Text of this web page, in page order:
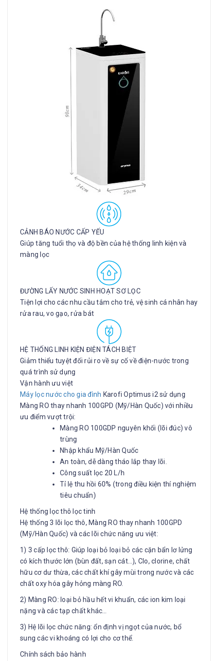
CẢNH BÁO NƯỚC CẤP YẾU
Giúp tăng tuổi thọ và độ bền của hệ thống linh kiện và
màng lọc
ĐƯỜNG LẤY NƯỚC SINH HOẠT SƠ LỌC
Tiện lợi cho các nhu cầu tắm cho trẻ, vệ sinh cá nhân hay
rửa rau, vo gạo, rửa bát
HỆ THỐNG LINH KIỆN ĐIỆN TÁCH BIỆT
Giảm thiểu tuyệt đối rủi ro về sự cố về điện-nước trong
quá trình sử dụng
Vận hành ưu việt
Máy lọc nước cho gia đình Karofi Optimus i2 sử dụng
Màng RO thay nhanh 100GPD (Mỹ/Hàn Quốc) với nhiều
ưu điểm vượt trội:
Màng RO 100GDP nguyên khối (lõi đúc) vô
trùng
Nhập khẩu Mỹ/Hàn Quốc
An toàn, dễ dàng tháo lắp thay lõi.
Công suất lọc 20 L/h
Tỉ lệ thu hồi 60% (trong điều kiện thí nghiệm
tiêu chuẩn)
Hệ thống lọc thô lọc tinh
Hệ thống 3 lõi lọc thô, Màng RO thay nhanh 100GPD
(Mỹ/Hàn Quốc) và các lõi chức năng ưu việt:
1) 3 cấp lọc thô: Giúp loại bỏ loại bỏ các cặn bẩn lơ lửng
có kích thước lớn (bùn đất, sạn cát…), Clo, clorine, chất
hữu cơ dư thừa, các chất khí gây mùi trong nước và các
chất oxy hóa gây hỏng màng RO.
2) Màng RO: loại bỏ hầu hết vi khuẩn, các ion kim loại
nặng và các tạp chất khác…
3) Hệ lõi lọc chức năng: ổn định vị ngọt của nước, bổ
sung các vi khoáng có lợi cho cơ thể.
Chính sách bảo hành